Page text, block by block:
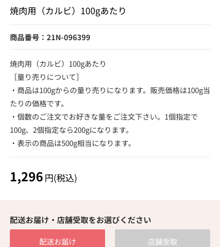
焼肉用（カルビ）100gあたり
商品番号：21N-096399
焼肉用（カルビ）100gあたり
［量り売りについて］
・商品は100gからの量り売りになります。販売価格は100g当
たりの価格です。
・個数のご注文でお好きな量をご注文下さい。1個指定で
100g、2個指定なら200gになります。
・表示の商品は500g相当になります。
1,296円(税込)
配送お届け・店舗受取をお選びください
配送お届け 店舗受取